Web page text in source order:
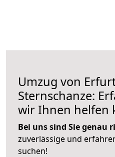
Umzug von
Sternschanze:
wir Ihnen helfen
Bei uns sind Sie genau
zuverlässige und
suchen!